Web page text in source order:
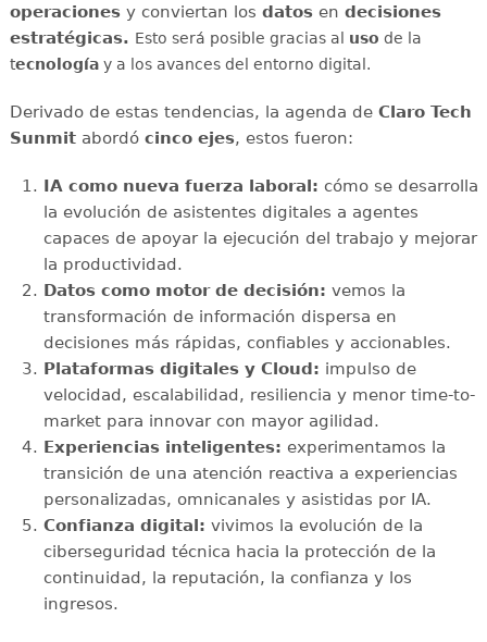
operacionesy conviertan los datosen decisiones
estratégicas. Esto será posible gracias al uso de la
tecnologíay a los avances del entorno digital.
Derivado de estas tendencias, la agenda de Claro Tech
Sunmitabordó cinco ejes, estos fueron:
IA como nueva fuerza laboral: cómo se desarrolla
la evolución de asistentes digitales a agentes
capaces de apoyar la ejecución del trabajo y mejorar
la productividad.
Datos como motor de decisión: vemos la
transformación de información dispersa en
decisiones más rápidas, confiables y accionables.
Plataformas digitales y Cloud: impulso de
velocidad, escalabilidad, resiliencia y menor time-to-
market para innovar con mayor agilidad.
Experiencias inteligentes: experimentamos la
transición de una atención reactiva a experiencias
personalizadas, omnicanales y asistidas por IA.
Confianza digital: vivimos la evolución de la
ciberseguridad técnica hacia la protección de la
continuidad, la reputación, la confianza y los
ingresos.